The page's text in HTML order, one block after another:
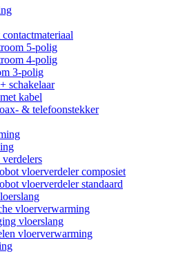
5-polig
4-polig
3-polig
schakelaar
kabel
& telefoonstekker
vloerverdeler composiet
vloerverdeler standaard
vloerverwarming
vloerslang
vloerverwarming